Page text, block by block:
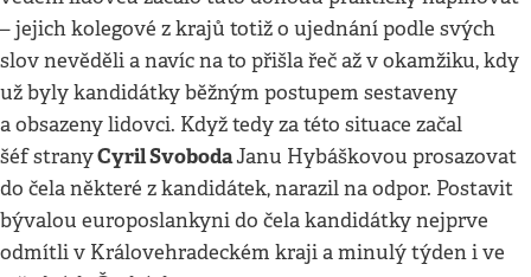
– jejich kolegové z krajů totiž o ujednání podle svých
slov nevěděli a navíc na to přišla řeč až v okamžiku, kdy
už byly kandidátky běžným postupem sestaveny
a obsazeny lidovci. Když tedy za této situace začal
šéf stranyCyril SvobodaJanu Hybáškovou prosazovat
do čela některé z kandidátek, narazil na odpor. Postavit
bývalou europoslankyni do čela kandidátky nejprve
odmítli v Královehradeckém kraji a minulý týden i ve